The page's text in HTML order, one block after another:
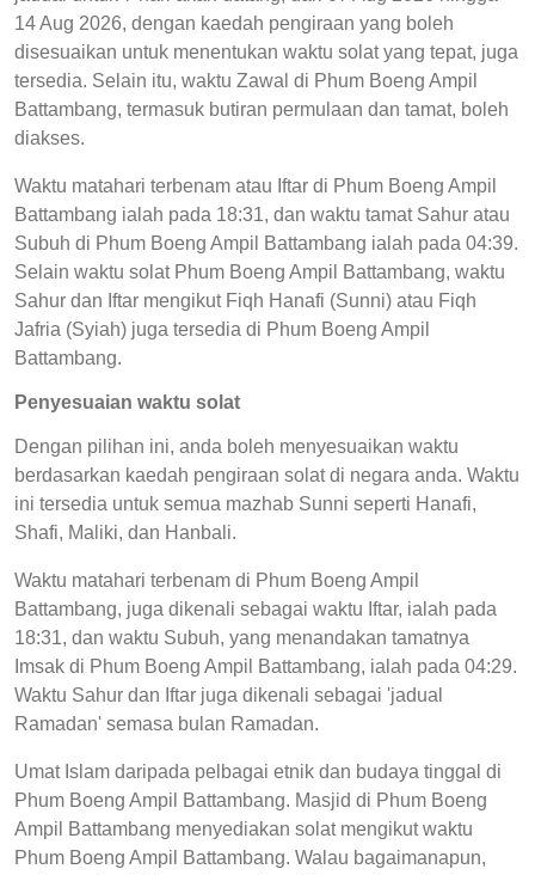
14 Aug 2026, dengan kaedah pengiraan yang boleh
disesuaikan untuk menentukan waktu solat yang tepat, juga
tersedia. Selain itu, waktu Zawal di Phum Boeng Ampil
Battambang, termasuk butiran permulaan dan tamat, boleh
diakses.
Waktu matahari terbenam atau Iftar di Phum Boeng Ampil
Battambang ialah pada 18:31, dan waktu tamat Sahur atau
Subuh di Phum Boeng Ampil Battambang ialah pada 04:39.
Selain waktu solat Phum Boeng Ampil Battambang, waktu
Sahur dan Iftar mengikut Fiqh Hanafi (Sunni) atau Fiqh
Jafria (Syiah) juga tersedia di Phum Boeng Ampil
Battambang.
Penyesuaian waktu solat
Dengan pilihan ini, anda boleh menyesuaikan waktu
berdasarkan kaedah pengiraan solat di negara anda. Waktu
ini tersedia untuk semua mazhab Sunni seperti Hanafi,
Shafi, Maliki, dan Hanbali.
Waktu matahari terbenam di Phum Boeng Ampil
Battambang, juga dikenali sebagai waktu Iftar, ialah pada
18:31, dan waktu Subuh, yang menandakan tamatnya
Imsak di Phum Boeng Ampil Battambang, ialah pada 04:29.
Waktu Sahur dan Iftar juga dikenali sebagai 'jadual
Ramadan' semasa bulan Ramadan.
Umat Islam daripada pelbagai etnik dan budaya tinggal di
Phum Boeng Ampil Battambang. Masjid di Phum Boeng
Ampil Battambang menyediakan solat mengikut waktu
Phum Boeng Ampil Battambang. Walau bagaimanapun,